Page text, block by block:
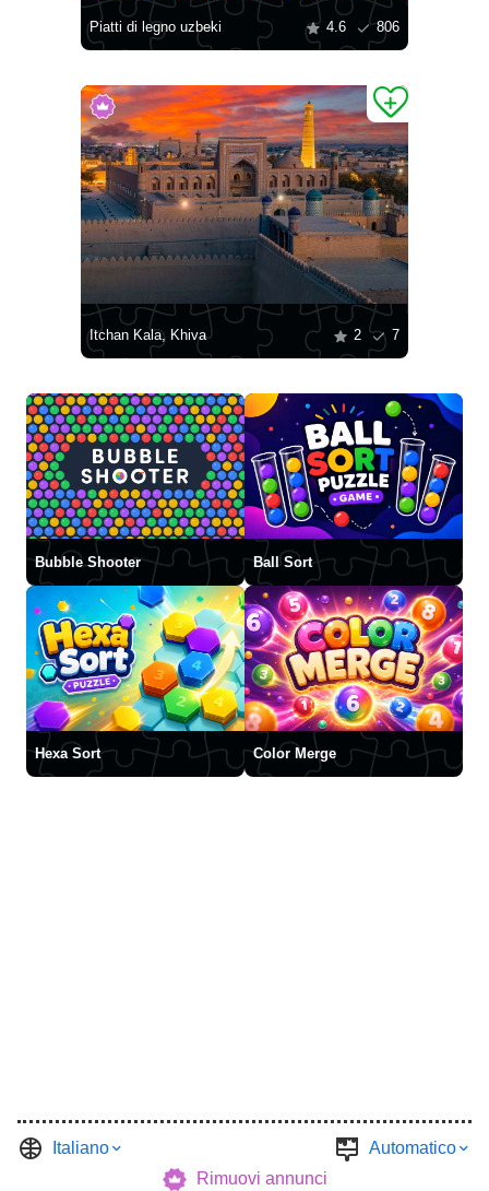
Piatti di legno uzbeki 4.6 806
Itchan Kala, Khiva 2 7
Bubble Shooter Ball Sort
Hexa Sort Color Merge
Italiano
Automatico
Rimuovi annunci